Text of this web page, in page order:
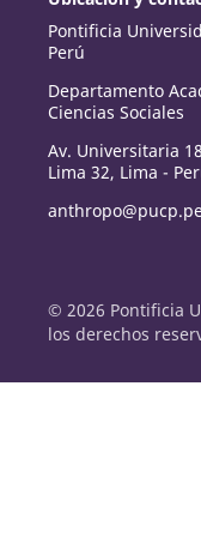
Pontificia
Perú
Departamento
Ciencias Sociales
Av. Universitaria
Lima 32, Lima -
© 2026 Pontificia
los derechos